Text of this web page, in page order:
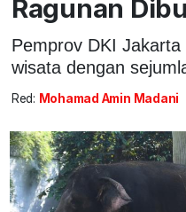
Ragunan
Pemprov DKI
wisata dengan
Red: Mohamad Amin Madani